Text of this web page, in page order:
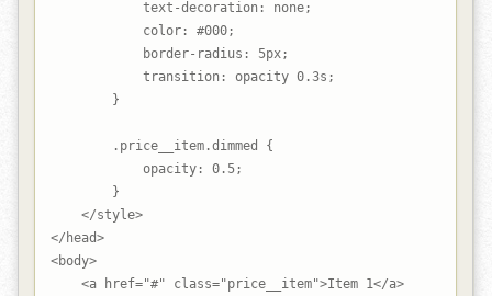
text-decoration: none;
color: #000;
border-radius: 5px;
transition: opacity 0.3s;
}
.price__item.dimmed {
opacity: 0.5;
}
</style>
</head>
<body>
<a href="#" class="price__item">Item 1</a>